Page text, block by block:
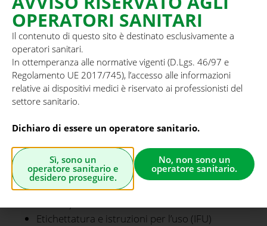
tutti i componenti e gli accessori
Informazioni per la fabbricazione (processi
produttivi, controllo qualità, sterilizzazione)
Valutazione generale della sicurezza e delle
prestazioni (GSPR, Allegato I)
Analisi del rischio e gestione del rischio secondo
ISO 14971
prove di biocompatibilità)
Clinical Evaluation Plan e Report (CER)
Piano e report di sorveglianza post-market (PMSP
e PMSR/PSUR)
Piano e report di follow up clinico (PMCFP,
Etichettatura e istruzioni per l’uso (IFU)
OPERATORI SANITARI
Il contenuto di questo sito è destinato esclusivamente a
operatori sanitari.
In ottemperanza alle normative vigenti (D.Lgs. 46/97 e
Regolamento UE 2017/745), l’accesso alle informazioni
relative ai dispositivi medici è riservato ai professionisti del
settore sanitario.
Dichiaro di essere un operatore sanitario.
Sì, sono un
operatore sanitario e
desidero proseguire.
No, non sono un
operatore sanitario.